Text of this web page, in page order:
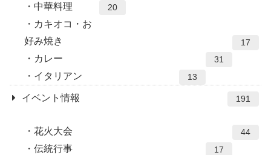
中華料理 20
カキオコ・お
好み焼き
17
カレー 31
イタリアン 13
イベント情報 191
花火大会 44
伝統行事 17